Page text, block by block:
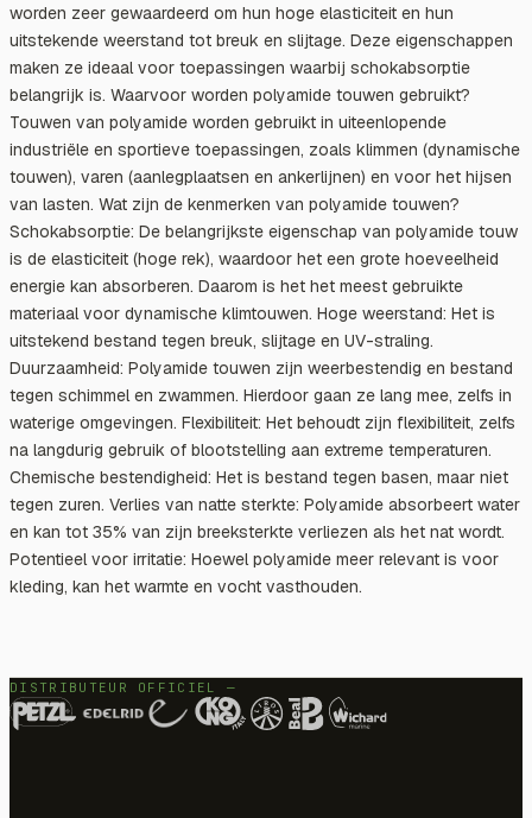
worden zeer gewaardeerd om hun hoge elasticiteit en hun
uitstekende weerstand tot breuk en slijtage. Deze eigenschappen
maken ze ideaal voor toepassingen waarbij schokabsorptie
belangrijk is. Waarvoor worden polyamide touwen gebruikt?
Touwen van polyamide worden gebruikt in uiteenlopende
industriële en sportieve toepassingen, zoals klimmen (dynamische
touwen), varen (aanlegplaatsen en ankerlijnen) en voor het hijsen
van lasten. Wat zijn de kenmerken van polyamide touwen?
Schokabsorptie: De belangrijkste eigenschap van polyamide touw
is de elasticiteit (hoge rek), waardoor het een grote hoeveelheid
energie kan absorberen. Daarom is het het meest gebruikte
materiaal voor dynamische klimtouwen. Hoge weerstand: Het is
uitstekend bestand tegen breuk, slijtage en UV-straling.
Duurzaamheid: Polyamide touwen zijn weerbestendig en bestand
tegen schimmel en zwammen. Hierdoor gaan ze lang mee, zelfs in
waterige omgevingen. Flexibiliteit: Het behoudt zijn flexibiliteit, zelfs
na langdurig gebruik of blootstelling aan extreme temperaturen.
Chemische bestendigheid: Het is bestand tegen basen, maar niet
tegen zuren. Verlies van natte sterkte: Polyamide absorbeert water
en kan tot 35% van zijn breeksterkte verliezen als het nat wordt.
Potentieel voor irritatie: Hoewel polyamide meer relevant is voor
kleding, kan het warmte en vocht vasthouden.
DISTRIBUTEUR OFFICIEL —